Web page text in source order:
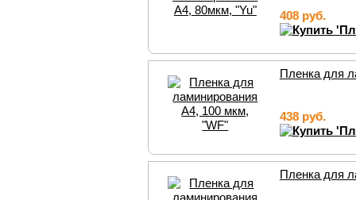
408 руб.
Пленка для
438 руб.
Пленка для